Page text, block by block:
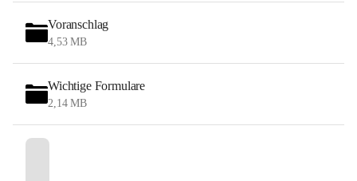
Voranschlag
4,53 MB
Wichtige Formulare
2,14 MB